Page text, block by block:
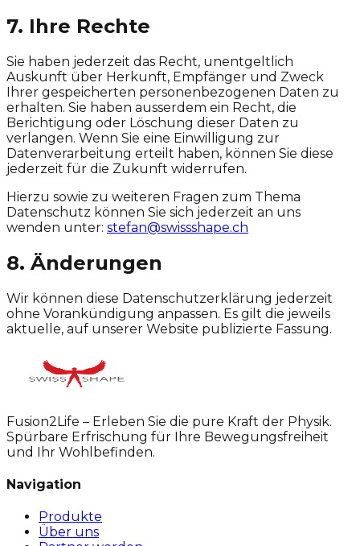
7. Ihre Rechte
Sie haben jederzeit das Recht, unentgeltlich
Auskunft über Herkunft, Empfänger und Zweck
Ihrer gespeicherten personenbezogenen Daten zu
erhalten. Sie haben ausserdem ein Recht, die
Berichtigung oder Löschung dieser Daten zu
verlangen. Wenn Sie eine Einwilligung zur
Datenverarbeitung erteilt haben, können Sie diese
jederzeit für die Zukunft widerrufen.
Hierzu sowie zu weiteren Fragen zum Thema
Datenschutz können Sie sich jederzeit an uns
wenden unter: stefan@swissshape.ch
8. Änderungen
Wir können diese Datenschutzerklärung jederzeit
ohne Vorankündigung anpassen. Es gilt die jeweils
aktuelle, auf unserer Website publizierte Fassung.
Fusion2Life – Erleben Sie die pure Kraft der Physik.
Spürbare Erfrischung für Ihre Bewegungsfreiheit
und Ihr Wohlbefinden.
Navigation
Produkte
Über uns